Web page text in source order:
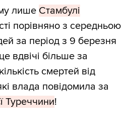
лише Стамбулі
порівняно з середньою
за період з 9 березня
вдвічі більше за
смертей від
влада повідомила за
Туреччини!